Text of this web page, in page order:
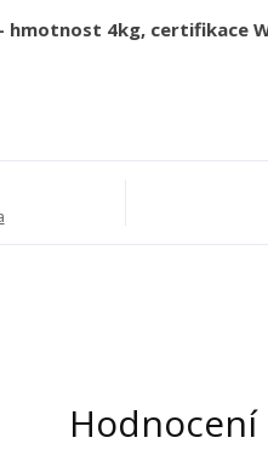
- hmotnost 4kg, certifikace